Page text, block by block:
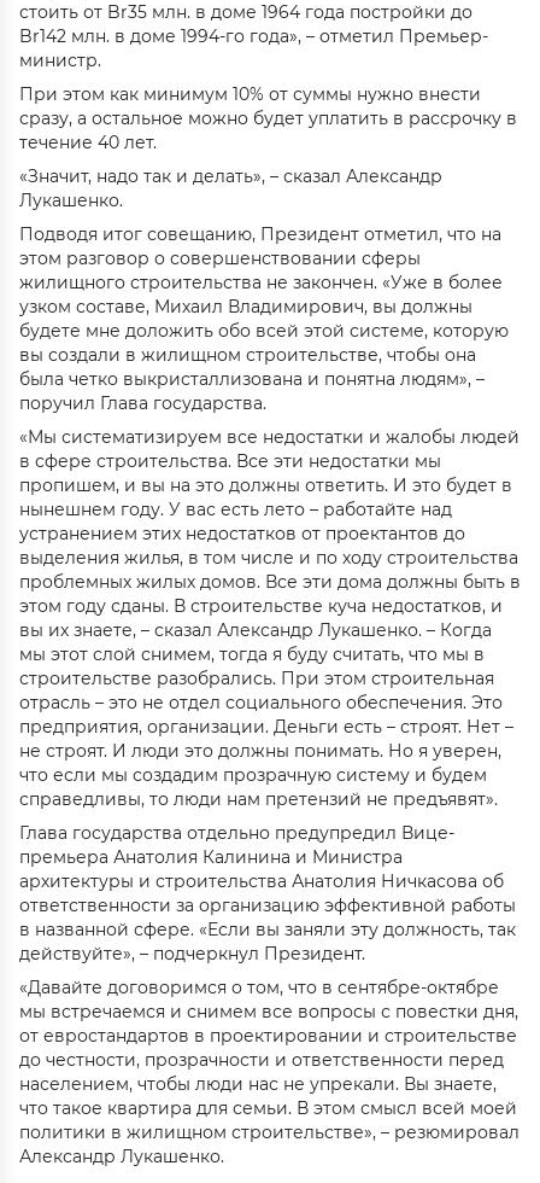
стоить от Br35 млн. в доме 1964 года постройки до
Br142 млн. в доме 1994-го года», – отметил Премьер-
министр.
При этом как минимум 10% от суммы нужно внести
сразу, а остальное можно будет уплатить в рассрочку в
течение 40 лет.
«Значит, надо так и делать», – сказал Александр
Лукашенко.
Подводя итог совещанию, Президент отметил, что на
этом разговор о совершенствовании сферы
жилищного строительства не закончен. «Уже в более
узком составе, Михаил Владимирович, вы должны
будете мне доложить обо всей этой системе, которую
вы создали в жилищном строительстве, чтобы она
была четко выкристаллизована и понятна людям», –
поручил Глава государства.
«Мы систематизируем все недостатки и жалобы людей
в сфере строительства. Все эти недостатки мы
пропишем, и вы на это должны ответить. И это будет в
нынешнем году. У вас есть лето – работайте над
устранением этих недостатков от проектантов до
выделения жилья, в том числе и по ходу строительства
проблемных жилых домов. Все эти дома должны быть в
этом году сданы. В строительстве куча недостатков, и
вы их знаете, – сказал Александр Лукашенко. – Когда
мы этот слой снимем, тогда я буду считать, что мы в
строительстве разобрались. При этом строительная
отрасль – это не отдел социального обеспечения. Это
предприятия, организации. Деньги есть – строят. Нет –
не строят. И люди это должны понимать. Но я уверен,
что если мы создадим прозрачную систему и будем
справедливы, то люди нам претензий не предъявят».
Глава государства отдельно предупредил Вице-
премьера Анатолия Калинина и Министра
архитектуры и строительства Анатолия Ничкасова об
ответственности за организацию эффективной работы
в названной сфере. «Если вы заняли эту должность, так
действуйте», – подчеркнул Президент.
«Давайте договоримся о том, что в сентябре-октябре
мы встречаемся и снимем все вопросы с повестки дня,
от евростандартов в проектировании и строительстве
до честности, прозрачности и ответственности перед
населением, чтобы люди нас не упрекали. Вы знаете,
что такое квартира для семьи. В этом смысл всей моей
политики в жилищном строительстве», – резюмировал
Александр Лукашенко.